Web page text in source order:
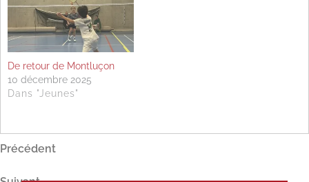
De retour de Montluçon
10 décembre 2025
Dans "Jeunes"
Navigation
de
Article
Précédent